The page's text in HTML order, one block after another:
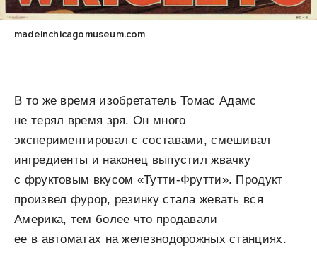
madeinchicagomuseum.com
В то же время изобретатель Томас Адамс
не терял время зря. Он много
экспериментировал с составами, смешивал
ингредиенты и наконец выпустил жвачку
с фруктовым вкусом «Тутти-Фрутти». Продукт
произвел фурор, резинку стала жевать вся
Америка, тем более что продавали
ее в автоматах на железнодорожных станциях.